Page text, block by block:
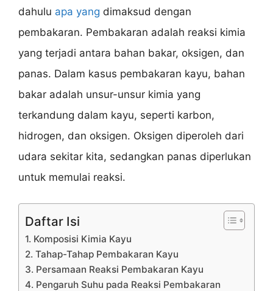
dahulu apa yang dimaksud dengan
pembakaran. Pembakaran adalah reaksi kimia
yang terjadi antara bahan bakar, oksigen, dan
panas. Dalam kasus pembakaran kayu, bahan
bakar adalah unsur-unsur kimia yang
terkandung dalam kayu, seperti karbon,
hidrogen, dan oksigen. Oksigen diperoleh dari
udara sekitar kita, sedangkan panas diperlukan
untuk memulai reaksi.
Daftar Isi
1. Komposisi Kimia Kayu
2. Tahap-Tahap Pembakaran Kayu
3. Persamaan Reaksi Pembakaran Kayu
4. Pengaruh Suhu pada Reaksi Pembakaran